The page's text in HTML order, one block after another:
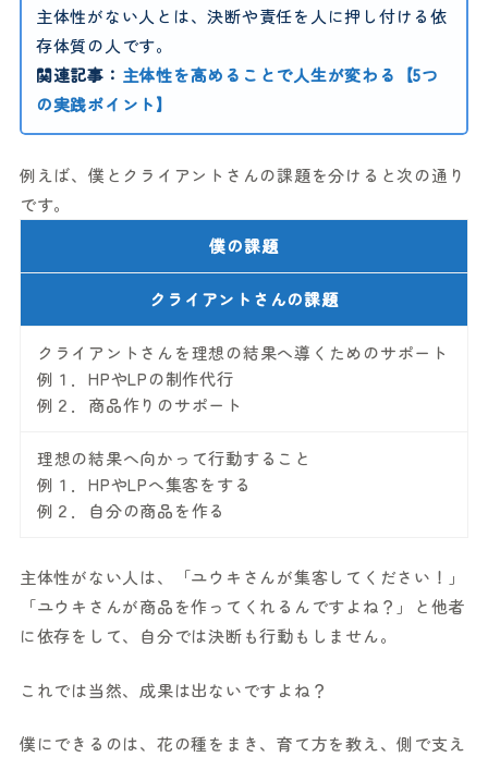
主体性がない人とは、決断や責任を人に押し付ける依
存体質の人です。
関連記事： 主体性を高めることで人生が変わる【5つ
の実践ポイント】
例えば、僕とクライアントさんの課題を分けると次の通り
です。
僕の課題
クライアントさんの課題
クライアントさんを理想の結果へ導くためのサポート
例１．HPやLPの制作代行
例２．商品作りのサポート
理想の結果へ向かって行動すること
例１．HPやLPへ集客をする
例２．自分の商品を作る
主体性がない人は、「ユウキさんが集客してください！」
「ユウキさんが商品を作ってくれるんですよね？」と他者
に依存をして、自分では決断も行動もしません。
これでは当然、成果は出ないですよね？
僕にできるのは、花の種をまき、育て方を教え、側で支え